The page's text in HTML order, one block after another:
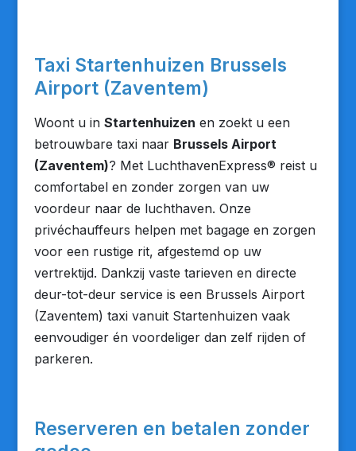
Taxi Startenhuizen Brussels
Airport (Zaventem)
Woont u in Startenhuizen en zoekt u een
betrouwbare taxi naar Brussels Airport
(Zaventem)? Met LuchthavenExpress® reist u
comfortabel en zonder zorgen van uw
voordeur naar de luchthaven. Onze
privéchauffeurs helpen met bagage en zorgen
voor een rustige rit, afgestemd op uw
vertrektijd. Dankzij vaste tarieven en directe
deur-tot-deur service is een Brussels Airport
(Zaventem) taxi vanuit Startenhuizen vaak
eenvoudiger én voordeliger dan zelf rijden of
parkeren.
Reserveren en betalen zonder